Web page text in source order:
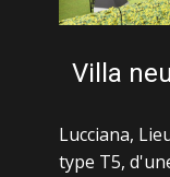
Villa
Lucciana,
type T5,